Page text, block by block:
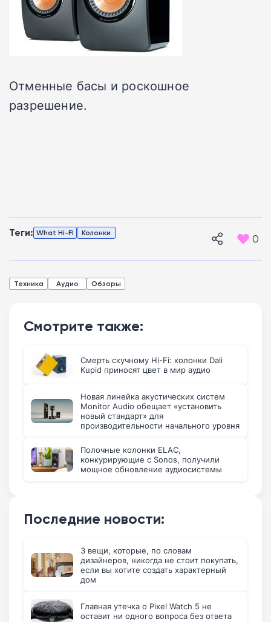
Отменные басы и роскошное
разрешение.
Теги: What Hi-FI Колонки 0
Техника Аудио Обзоры
Смотрите также:
Смерть скучному Hi-Fi: колонки Dali
Kupid приносят цвет в мир аудио
Новая линейка акустических систем
Monitor Audio обещает «установить
новый стандарт» для
производительности начального уровня
Полочные колонки ELAC,
конкурирующие с Sonos, получили
мощное обновление аудиосистемы
Последние новости:
3 вещи, которые, по словам
дизайнеров, никогда не стоит покупать,
если вы хотите создать характерный
дом
Главная утечка о Pixel Watch 5 не
оставит ни одного вопроса без ответа